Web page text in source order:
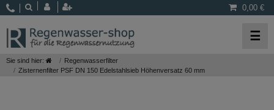
0,00 €
☰
Sie sind hier:
Regenwasserfilter
Zisternenfilter PSF DN 150 Edelstahlsieb Höhenversatz 60 mm